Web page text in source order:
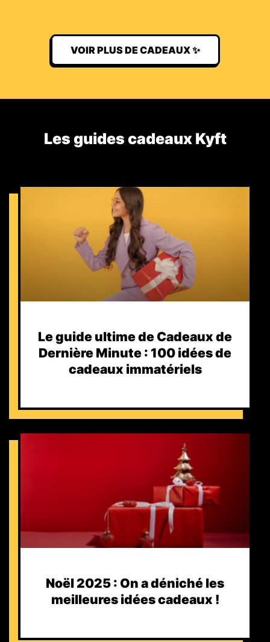
VOIR PLUS DE CADEAUX ✨
Les guides cadeaux Kyft​
Le guide ultime de Cadeaux de
Dernière Minute : 100 idées de
cadeaux immatériels
Noël 2025 : On a déniché les
meilleures idées cadeaux !